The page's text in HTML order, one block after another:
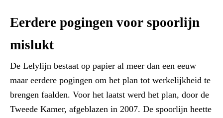
Eerdere pogingen voor spoorlijn
mislukt
De Lelylijn bestaat op papier al meer dan een eeuw
maar eerdere pogingen om het plan tot werkelijkheid te
brengen faalden. Voor het laatst werd het plan, door de
Tweede Kamer, afgeblazen in 2007. De spoorlijn heette